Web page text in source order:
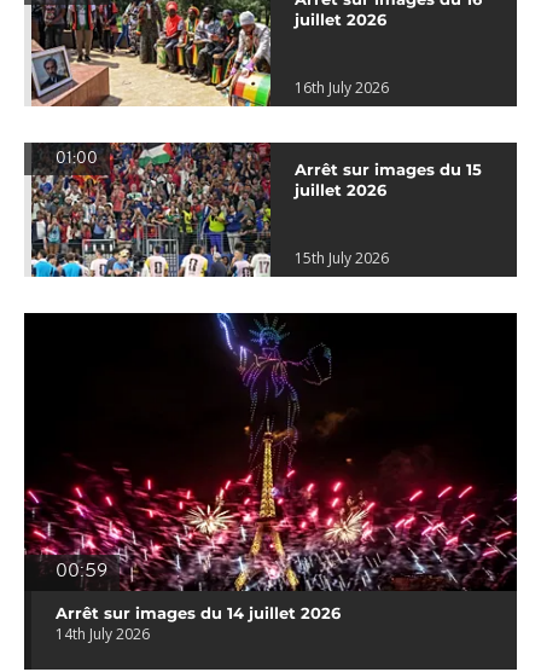
juillet 2026
16th July 2026
01:00
Arrêt sur images du 15
juillet 2026
15th July 2026
00:59
Arrêt sur images du 14 juillet 2026
14th July 2026